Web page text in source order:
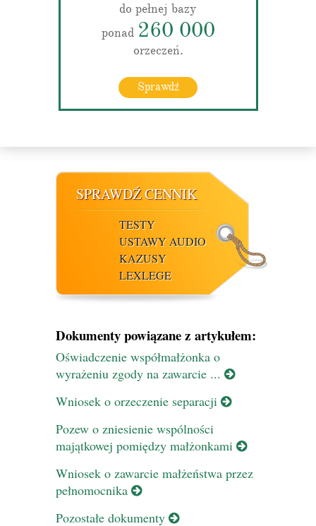
do pełnej bazy
ponad 260 000
orzeczeń.
Sprawdź
SPRAWDŹ CENNIK
TESTY
USTAWY AUDIO
KAZUSY
LEXLEGE
Dokumenty powiązane z artykułem:
Oświadczenie współmałżonka o
wyrażeniu zgody na zawarcie ...
Wniosek o orzeczenie separacji
Pozew o zniesienie wspólności
majątkowej pomiędzy małżonkami
Wniosek o zawarcie małżeństwa przez
pełnomocnika
Pozostałe dokumenty